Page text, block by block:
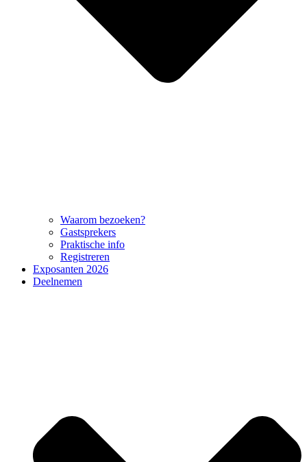
Waarom bezoeken?
Gastsprekers
Praktische info
Registreren
Exposanten 2026
Deelnemen